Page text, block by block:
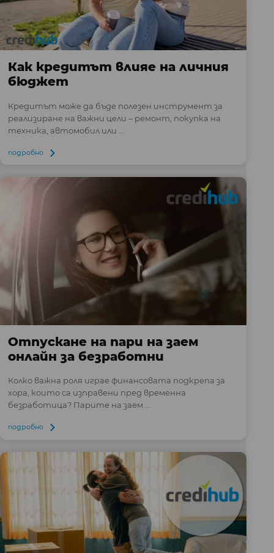
Как кредитът влияе на личния
бюджет
Кредитът може да бъде полезен инструмент за
реализиране на важни цели – ремонт, покупка на
техника, автомобил или ...
подробно
Отпускане на пари на заем
онлайн за безработни
Колко важна роля играе финансовата подкрепа за
хора, които са изправени пред временна
безработица? Парите на заем ...
подробно